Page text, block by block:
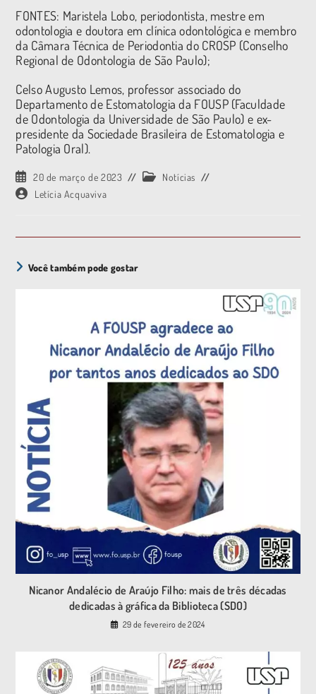
FONTES: Maristela Lobo, periodontista, mestre em
odontologia e doutora em clínica odontológica e membro
da Câmara Técnica de Periodontia do CROSP (Conselho
Regional de Odontologia de São Paulo);
Celso Augusto Lemos, professor associado do
Departamento de Estomatologia da FOUSP (Faculdade
de Odontologia da Universidade de São Paulo) e ex-
presidente da Sociedade Brasileira de Estomatologia e
Patologia Oral).
20 de março de 2023
Notícias
Letícia Acquaviva
Você também pode gostar
Nicanor Andalécio de Araújo Filho: mais de três décadas
dedicadas à gráfica da Biblioteca (SDO)
29 de fevereiro de 2024